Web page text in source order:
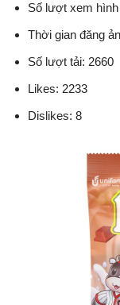
Số lượt xem hình
Thời gian đăng
Số lượt tải: 2660
Likes: 2233
Dislikes: 8